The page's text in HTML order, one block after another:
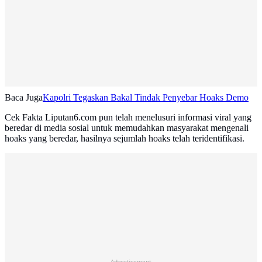
Baca JugaKapolri Tegaskan Bakal Tindak Penyebar Hoaks Demo
Cek Fakta Liputan6.com pun telah menelusuri informasi viral yang
beredar di media sosial untuk memudahkan masyarakat mengenali
hoaks yang beredar, hasilnya sejumlah hoaks telah teridentifikasi.